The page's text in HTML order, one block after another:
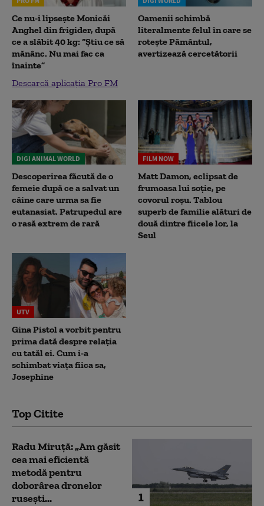
Ce nu-i lipsește Monicăi
Anghel din frigider, după
ce a slăbit 40 kg: “Știu ce să
mănânc. Nu mai fac ca
înainte”
Descarcă aplicația Pro FM
Oamenii schimbă
literalmente felul în care se
rotește Pământul,
avertizează cercetătorii
DIGI ANIMAL WORLD
Descoperirea făcută de o
femeie după ce a salvat un
câine care urma sa fie
eutanasiat. Patrupedul are
o rasă extrem de rară
FILM NOW
Matt Damon, eclipsat de
frumoasa lui soție, pe
covorul roșu. Tablou
superb de familie alături de
două dintre fiicele lor, la
Seul
UTV
Gina Pistol a vorbit pentru
prima dată despre relația
cu tatăl ei. Cum i-a
schimbat viața fiica sa,
Josephine
Top Citite
1
Radu Miruță: „Am găsit
cea mai eficientă
metodă pentru
doborârea dronelor
rusești...